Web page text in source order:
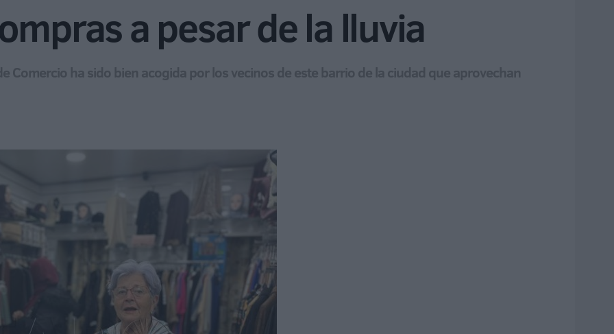
a pesar de la lluvia
Comercio ha sido bien acogida por los vecinos de este barrio de la ciudad que aprovechan